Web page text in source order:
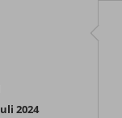
2024